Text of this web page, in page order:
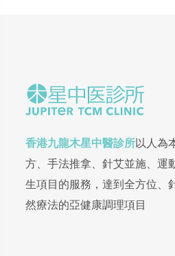
香港九龍木星中醫診所以人為
方、手法推拿、針艾並施、運
生項目的服務，達到全方位、
然療法的亞健康調理項目